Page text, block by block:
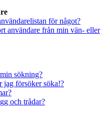
för något?
användare från min vän- eller
sökning?
jag försöker söka!?
och trådar?